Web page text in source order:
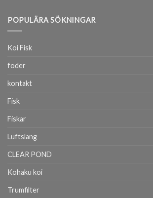
POPULÄRA SÖKNINGAR
Koi Fisk
foder
kontakt
Fisk
Fiskar
Luftslang
CLEAR POND
Kohaku koi
Trumfilter